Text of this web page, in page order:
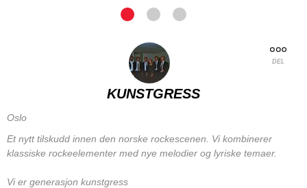
DEL
KUNSTGRESS
Oslo
Et nytt tilskudd innen den norske rockescenen. Vi kombinerer
klassiske rockeelementer med nye melodier og lyriske temaer.
Vi er generasjon kunstgress